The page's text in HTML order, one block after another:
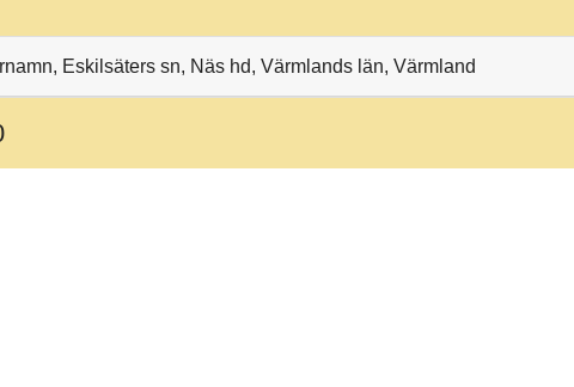
Eskilsäters sn, Näs hd, Värmlands län, Värmland